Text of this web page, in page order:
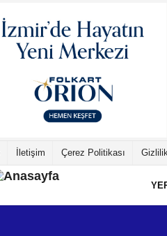
İletişim Çerez Politikası